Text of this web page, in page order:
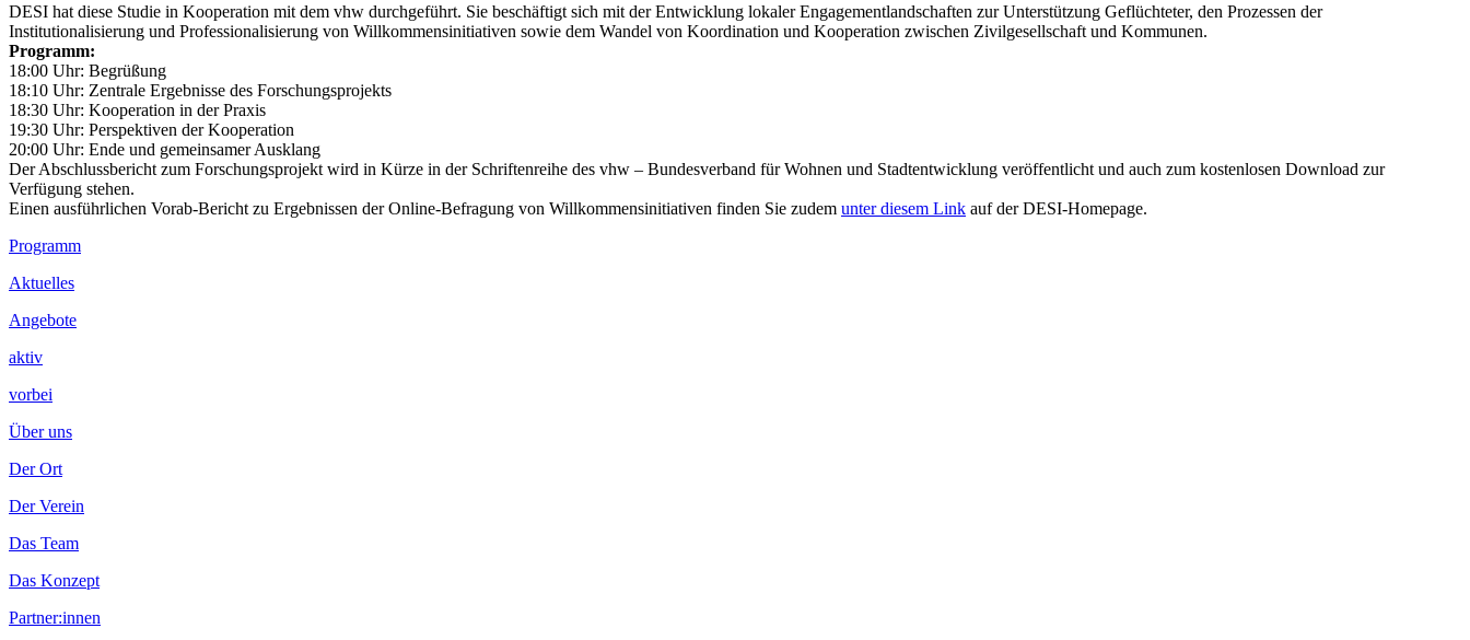
DESI hat diese Studie in Kooperation mit dem vhw durchgeführt. Sie beschäftigt sich mit der Entwicklung lokaler Engagementlandschaften zur Unterstützung Geflüchteter, den Prozessen der
Institutionalisierung und Professionalisierung von Willkommensinitiativen sowie dem Wandel von Koordination und Kooperation zwischen Zivilgesellschaft und Kommunen.
Programm:
18:00 Uhr: Begrüßung
18:10 Uhr: Zentrale Ergebnisse des Forschungsprojekts
18:30 Uhr: Kooperation in der Praxis
19:30 Uhr: Perspektiven der Kooperation
20:00 Uhr: Ende und gemeinsamer Ausklang
Der Abschlussbericht zum Forschungsprojekt wird in Kürze in der Schriftenreihe des vhw – Bundesverband für Wohnen und Stadtentwicklung veröffentlicht und auch zum kostenlosen Download zur
Verfügung stehen.
Einen ausführlichen Vorab-Bericht zu Ergebnissen der Online-Befragung von Willkommensinitiativen finden Sie zudem unter diesem Link auf der DESI-Homepage.
Footer
Inhalt
Programm
Aktuelles
Angebote
aktiv
vorbei
Über uns
Der Ort
Der Verein
Das Team
Das Konzept
Partner:innen